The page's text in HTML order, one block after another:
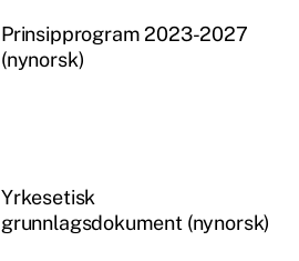
Prinsipprogram 2023-2027
(nynorsk)
Yrkesetisk
grunnlagsdokument (nynorsk)